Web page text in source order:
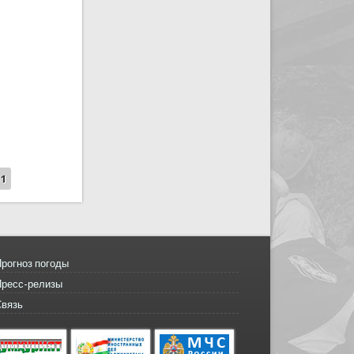
погоды
релизы